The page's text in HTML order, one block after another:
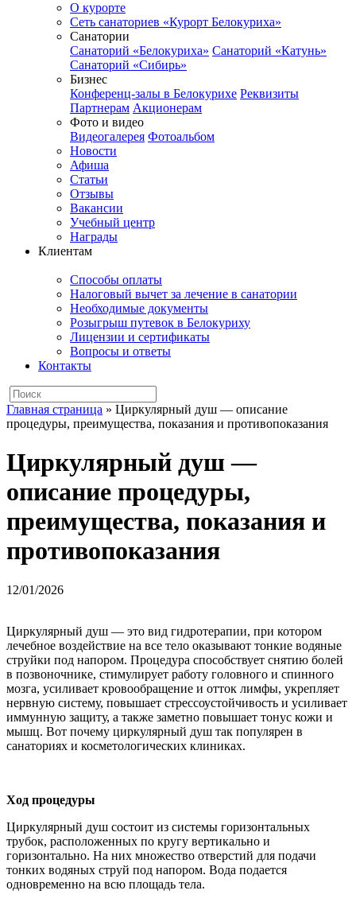
О курорте
Сеть санаториев «Курорт Белокуриха»
Санатории
Санаторий «Белокуриха» Санаторий «Катунь»
Санаторий «Сибирь»
Бизнес
Конференц-залы в Белокурихе Реквизиты
Партнерам Акционерам
Фото и видео
Видеогалерея Фотоальбом
Новости
Афиша
Статьи
Отзывы
Вакансии
Учебный центр
Награды
Клиентам
Способы оплаты
Налоговый вычет за лечение в санатории
Необходимые документы
Розыгрыш путевок в Белокуриху
Лицензии и сертификаты
Вопросы и ответы
Контакты
Главная страница » Циркулярный душ — описание
процедуры, преимущества, показания и противопоказания
Циркулярный душ —
описание процедуры,
преимущества, показания и
противопоказания
12/01/2026
Циркулярный душ — это вид гидротерапии, при котором
лечебное воздействие на все тело оказывают тонкие водяные
струйки под напором. Процедура способствует снятию болей
в позвоночнике, стимулирует работу головного и спинного
мозга, усиливает кровообращение и отток лимфы, укрепляет
нервную систему, повышает стрессоустойчивость и усиливает
иммунную защиту, а также заметно повышает тонус кожи и
мышц. Вот почему циркулярный душ так популярен в
санаториях и косметологических клиниках.
Ход процедуры
Циркулярный душ состоит из системы горизонтальных
трубок, расположенных по кругу вертикально и
горизонтально. На них множество отверстий для подачи
тонких водяных струй под напором. Вода подается
одновременно на всю площадь тела.